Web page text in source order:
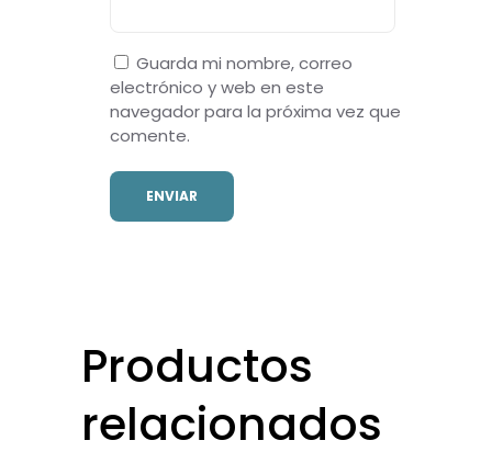
Guarda mi nombre, correo
electrónico y web en este
navegador para la próxima vez que
comente.
Productos
relacionados